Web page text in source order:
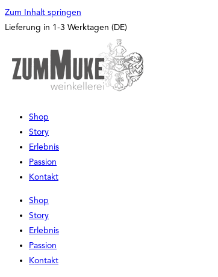
Zum Inhalt springen
Lieferung in 1-3 Werktagen (DE)
Shop
Story
Erlebnis
Passion
Kontakt
Shop
Story
Erlebnis
Passion
Kontakt